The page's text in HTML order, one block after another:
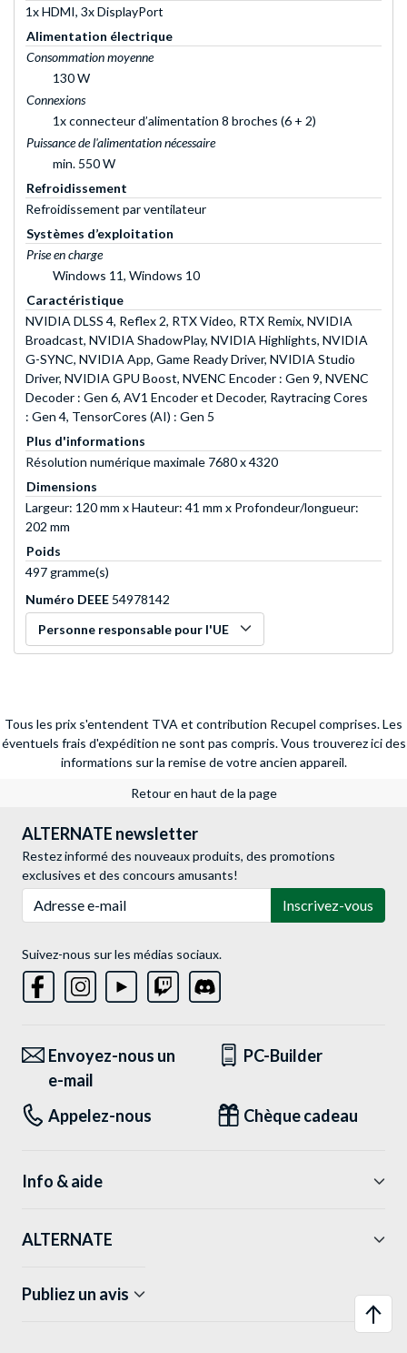
1x HDMI, 3x DisplayPort
Alimentation électrique
Consommation moyenne
130 W
Connexions
1x connecteur d’alimentation 8 broches (6 + 2)
Puissance de l'alimentation nécessaire
min. 550 W
Refroidissement
Refroidissement par ventilateur
Systèmes d’exploitation
Prise en charge
Windows 11, Windows 10
Caractéristique
NVIDIA DLSS 4, Reflex 2, RTX Video, RTX Remix, NVIDIA
Broadcast, NVIDIA ShadowPlay, NVIDIA Highlights, NVIDIA
G-SYNC, NVIDIA App, Game Ready Driver, NVIDIA Studio
Driver, NVIDIA GPU Boost, NVENC Encoder : Gen 9, NVENC
Decoder : Gen 6, AV1 Encoder et Decoder, Raytracing Cores
: Gen 4, TensorCores (AI) : Gen 5
Plus d'informations
Résolution numérique maximale 7680 x 4320
Dimensions
Largeur: 120 mm x Hauteur: 41 mm x Profondeur/longueur:
202 mm
Poids
497 gramme(s)
Numéro DEEE 54978142
Personne responsable pour l'UE
Tous les prix s'entendent TVA et contribution Recupel comprises. Les
éventuels frais d'expédition ne sont pas compris. Vous trouverez ici des
informations sur la remise de votre ancien appareil.
Retour en haut de la page
ALTERNATE newsletter
Restez informé des nouveaux produits, des promotions
exclusives et des concours amusants!
Inscrivez-vous
Suivez-nous sur les médias sociaux.
Envoyez-nous un
e-mail
PC-Builder
Appelez-nous Chèque cadeau
Info & aide
ALTERNATE
Publiez un avis